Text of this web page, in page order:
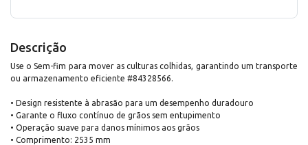
Descrição
Use o Sem-fim para mover as culturas colhidas, garantindo um transporte
ou armazenamento eficiente #84328566.
• Design resistente à abrasão para um desempenho duradouro
• Garante o fluxo contínuo de grãos sem entupimento
• Operação suave para danos mínimos aos grãos
• Comprimento: 2535 mm